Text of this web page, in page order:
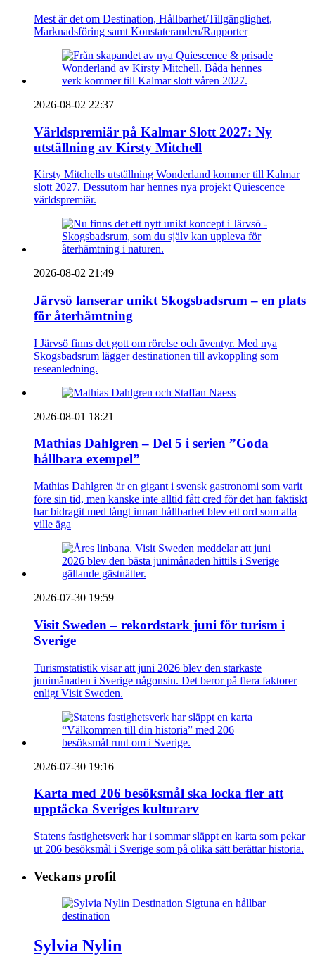
Mest är det om Destination, Hållbarhet/Tillgänglighet,
Marknadsföring samt Konstateranden/Rapporter
2026-08-02 22:37
Världspremiär på Kalmar Slott 2027: Ny
utställning av Kirsty Mitchell
Kirsty Mitchells utställning Wonderland kommer till Kalmar
slott 2027. Dessutom har hennes nya projekt Quiescence
världspremiär.
2026-08-02 21:49
Järvsö lanserar unikt Skogsbadsrum – en plats
för återhämtning
I Järvsö finns det gott om rörelse och äventyr. Med nya
Skogsbadsrum lägger destinationen till avkoppling som
reseanledning.
2026-08-01 18:21
Mathias Dahlgren – Del 5 i serien ”Goda
hållbara exempel”
Mathias Dahlgren är en gigant i svensk gastronomi som varit
före sin tid, men kanske inte alltid fått cred för det han faktiskt
har bidragit med långt innan hållbarhet blev ett ord som alla
ville äga
2026-07-30 19:59
Visit Sweden – rekordstark juni för turism i
Sverige
Turismstatistik visar att juni 2026 blev den starkaste
junimånaden i Sverige någonsin. Det beror på flera faktorer
enligt Visit Sweden.
2026-07-30 19:16
Karta med 206 besöksmål ska locka fler att
upptäcka Sveriges kulturarv
Statens fastighetsverk har i sommar släppt en karta som pekar
ut 206 besöksmål i Sverige som på olika sätt berättar historia.
Veckans profil
Sylvia Nylin